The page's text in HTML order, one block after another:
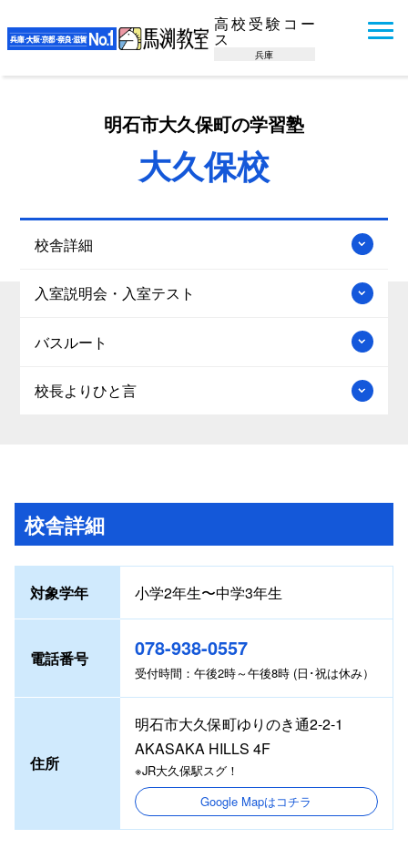
高校受験コー
ス
兵庫
明石市大久保町の学習塾
大久保校
校舎詳細
入室説明会・入室テスト
バスルート
校長よりひと言
校舎詳細
対象学年 小学2年生〜中学3年生
電話番号 078-938-0557
受付時間：午後2時～午後8時 (日･祝は休み）
住所
明石市大久保町ゆりのき通2-2-1
AKASAKA HILLS 4F
※JR大久保駅スグ！
Google Mapはコチラ